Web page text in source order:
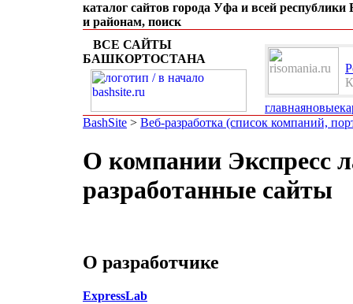
каталог сайтов города Уфа и всей
и районам, поиск
ВСЕ САЙТЫ
БАШКОРТОСТАНА
главнаяновые
BashSite > Веб-разработка (список компаний,
О компании Экспресс
разработанные сайты
О разработчике
ExpressLab